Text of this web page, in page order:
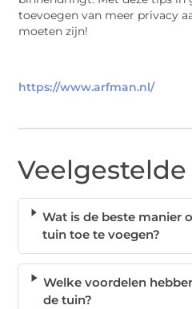
toevoegen van meer privacy
moeten zijn!
https://www.arfman.nl/
Wat is de beste manier
tuin toe te voegen?
Welke voordelen
de tuin?